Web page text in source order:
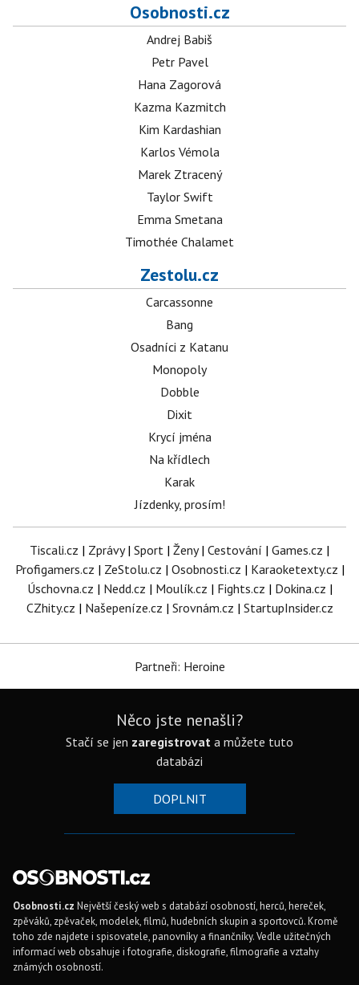
Osobnosti.cz
Andrej Babiš
Petr Pavel
Hana Zagorová
Kazma Kazmitch
Kim Kardashian
Karlos Vémola
Marek Ztracený
Taylor Swift
Emma Smetana
Timothée Chalamet
Zestolu.cz
Carcassonne
Bang
Osadníci z Katanu
Monopoly
Dobble
Dixit
Krycí jména
Na křídlech
Karak
Jízdenky, prosím!
Tiscali.cz | Zprávy| Sport | Ženy| Cestování | Games.cz |
Profigamers.cz | ZeStolu.cz | Osobnosti.cz | Karaoketexty.cz |
Úschovna.cz | Nedd.cz | Moulík.cz | Fights.cz | Dokina.cz |
CZhity.cz | Našepeníze.cz | Srovnám.cz | StartupInsider.cz
Partneři: Heroine
Něco jste nenašli?
Stačí se jen zaregistrovat a můžete tuto
databázi
DOPLNIT
Osobnosti.cz Největší český web s databází osobností, herců, hereček,
zpěváků, zpěvaček, modelek, filmů, hudebních skupin a sportovců. Kromě
toho zde najdete i spisovatele, panovníky a finančníky. Vedle užitečných
informací web obsahuje i fotografie, diskografie, filmografie a vztahy
známých osobností.